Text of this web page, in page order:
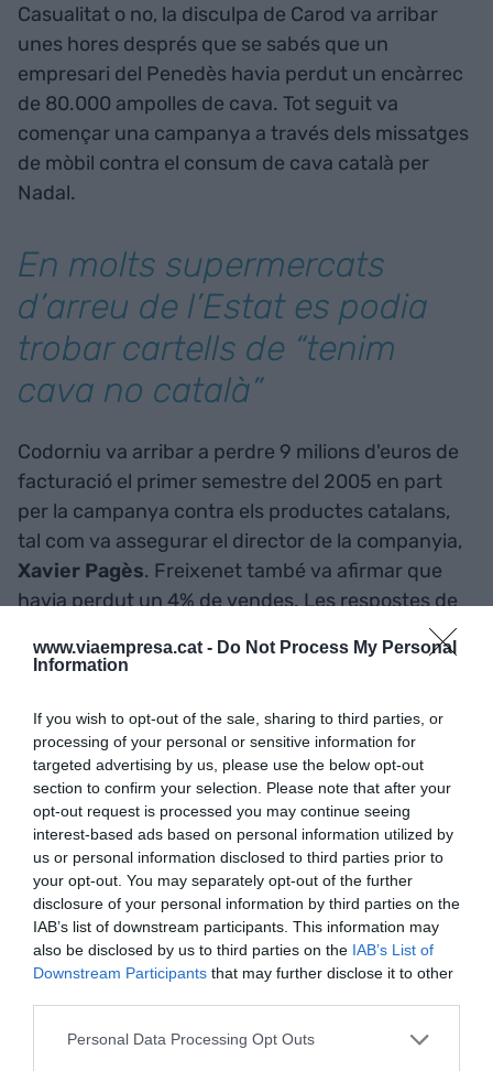
www.viaempresa.cat - Do Not Process My Personal
Information
If you wish to opt-out of the sale, sharing to third parties, or
processing of your personal or sensitive information for
targeted advertising by us, please use the below opt-out
section to confirm your selection. Please note that after your
opt-out request is processed you may continue seeing
interest-based ads based on personal information utilized by
us or personal information disclosed to third parties prior to
your opt-out. You may separately opt-out of the further
disclosure of your personal information by third parties on the
IAB’s list of downstream participants. This information may
also be disclosed by us to third parties on the IAB’s List of
Downstream Participants that may further disclose it to other
Personal Data Processing Opt Outs
Casualitat o no, la disculpa de Carod va arribar
unes hores després que se sabés que un
empresari del Penedès havia perdut un encàrrec
de 80.000 ampolles de cava. Tot seguit va
començar una campanya a través dels missatges
de mòbil contra el consum de cava català per
Nadal.
En molts supermercats
d’arreu de l’Estat es podia
trobar cartells de “tenim
cava no català”
Codorniu va arribar a perdre 9 milions d'euros de
facturació el primer semestre del 2005 en part
per la campanya contra els productes catalans,
tal com va assegurar el director de la companyia,
Xavier Pagès. Freixenet també va afirmar que
havia perdut un 4% de vendes. Les respostes de
publicitat per contrarestar l'efecte. D’aquí que
reunions de Carod-Rovira amb la banda armada
ETA i que a molts supermercats es pogués trobar
cartells de “tenim cava no català”. Fins i tot, un
cellerer val·lisoletà, propietari de l'empresa
Saboreal, confessava que estava molt agraït pel
que anomena “l'efecte Carod”, en relació amb els
seus vins escumosos.
Segons aquest cellerer, que estava a prop de la
venudes a 4.000. “Totes les existències s’han